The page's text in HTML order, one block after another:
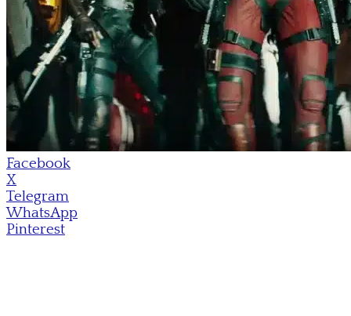
Facebook
X
Telegram
WhatsApp
Pinterest